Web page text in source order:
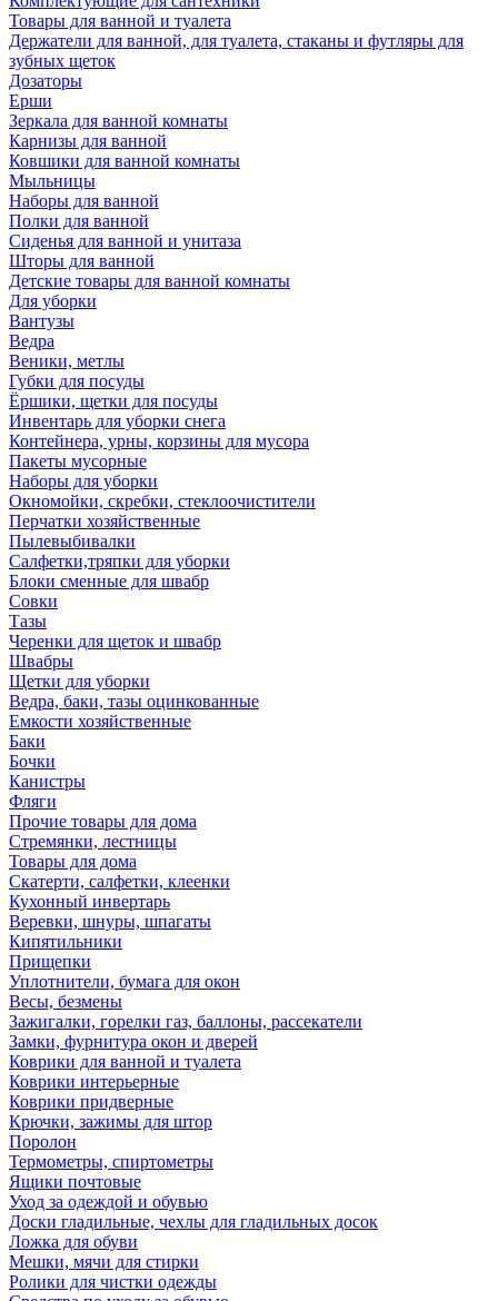
Товары для ванной и туалета
Держатели для ванной, для туалета, стаканы и футляры для
зубных щеток
Дозаторы
Ерши
Зеркала для ванной комнаты
Карнизы для ванной
Ковшики для ванной комнаты
Мыльницы
Наборы для ванной
Полки для ванной
Сиденья для ванной и унитаза
Шторы для ванной
Детские товары для ванной комнаты
Для уборки
Вантузы
Ведра
Веники, метлы
Губки для посуды
Ёршики, щетки для посуды
Инвентарь для уборки снега
Контейнера, урны, корзины для мусора
Пакеты мусорные
Наборы для уборки
Окномойки, скребки, стеклоочистители
Перчатки хозяйственные
Пылевыбивалки
Салфетки,тряпки для уборки
Блоки сменные для швабр
Совки
Тазы
Черенки для щеток и швабр
Швабры
Щетки для уборки
Ведра, баки, тазы оцинкованные
Емкости хозяйственные
Баки
Бочки
Канистры
Фляги
Прочие товары для дома
Стремянки, лестницы
Товары для дома
Скатерти, салфетки, клеенки
Кухонный инвертарь
Веревки, шнуры, шпагаты
Кипятильники
Прищепки
Уплотнители, бумага для окон
Весы, безмены
Зажигалки, горелки газ, баллоны, рассекатели
Замки, фурнитура окон и дверей
Коврики для ванной и туалета
Коврики интерьерные
Коврики придверные
Крючки, зажимы для штор
Поролон
Термометры, спиртометры
Ящики почтовые
Уход за одеждой и обувью
Доски гладильные, чехлы для гладильных досок
Ложка для обуви
Мешки, мячи для стирки
Ролики для чистки одежды